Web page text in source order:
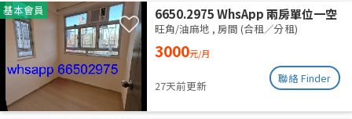
基本會員
6650.2975 WhsApp 兩房單位一空
房 旺角 287呎 全新裝修 分租 合租
性別不限 高層有𨋢 四通八達 三面大
窗 空氣流通 乾淨安靜 包wifi水電
旺角/油麻地 , 房間 (合租／分租)
3000元/月
27天前更新
聯絡 Finder